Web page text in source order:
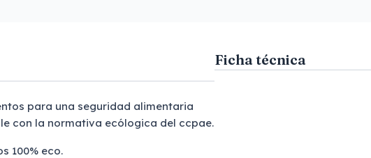
para una seguridad alimentaria
con la normativa ecólogica del ccpae.
100% eco.
Ficha técnica